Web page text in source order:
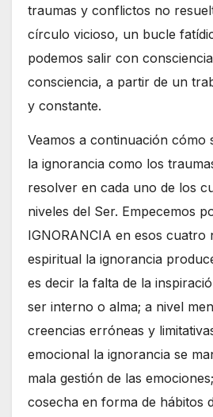
traumas y conflictos no
círculo vicioso, un bucle
podemos salir con
consciencia, a partir de un
y constante.
Veamos a continuación cómo
la ignorancia como los
resolver en cada uno de los
niveles del Ser. Empecemos
IGNORANCIA en esos cuatro
espiritual la ignorancia
es decir la falta de la
ser interno o alma; a nivel
creencias erróneas y
emocional la ignorancia se
mala gestión de las
cosecha en forma de hábitos